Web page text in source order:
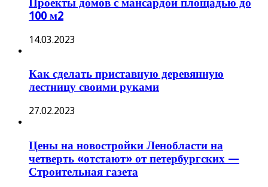
Проекты домов с мансардой площадью до
100 м2
14.03.2023
Как сделать приставную деревянную
лестницу своими руками
27.02.2023
Цены на новостройки Ленобласти на
четверть «отстают» от петербургских —
Строительная газета